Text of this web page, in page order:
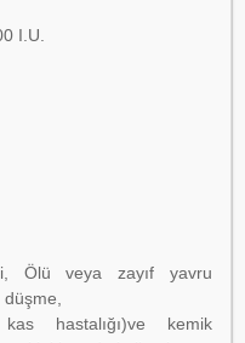
I.U.
Ölü veya zayıf yavru
hastalığı)ve kemik